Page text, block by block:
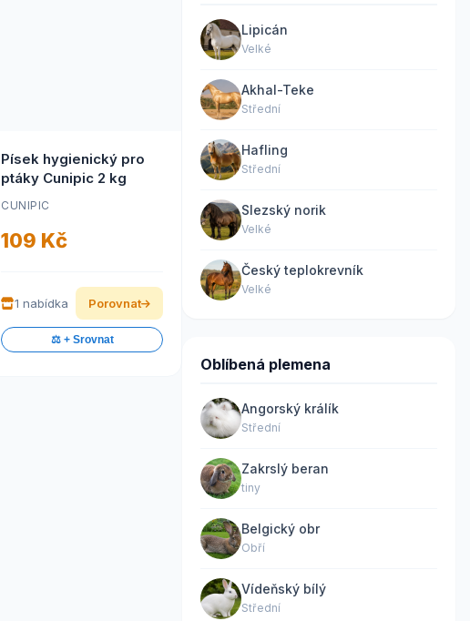
Písek hygienický pro
ptáky Cunipic 2 kg
CUNIPIC
109 Kč
1 nabídka Porovnat
⚖️ + Srovnat
Lipicán
Velké
Akhal-Teke
Střední
Hafling
Střední
Slezský norik
Velké
Český teplokrevník
Velké
Oblíbená plemena
Angorský králík
Střední
Zakrslý beran
tiny
Belgický obr
Obří
Vídeňský bílý
Střední